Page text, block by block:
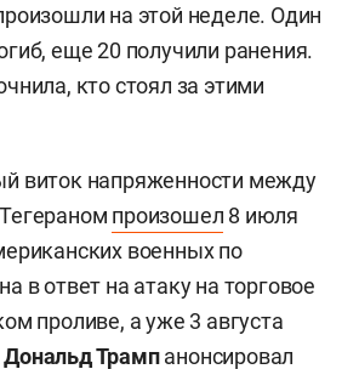
на этой неделе. Один
еще 20 получили ранения.
кто стоял за этими
виток напряженности между
произошел 8 июля
военных по
в ответ на атаку на торговое
проливе, а уже 3 августа
Дональд Трамп анонсировал